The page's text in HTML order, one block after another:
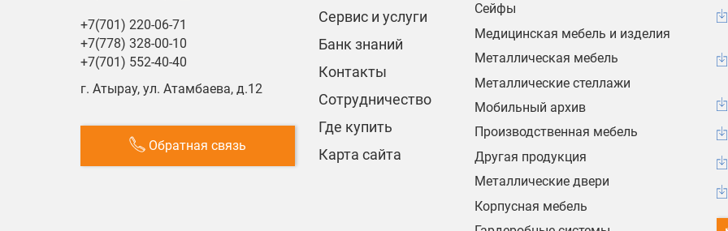
+7(701) 220-06-71
+7(778) 328-00-10
+7(701) 552-40-40
г. Атырау, ул. Атамбаева, д.12
Обратная связь
Сервис и услуги
Банк знаний
Контакты
Сотрудничество
Где купить
Карта сайта
Сейфы
Медицинская мебель и изделия
Металлическая мебель
Металлические стеллажи
Мобильный архив
Производственная мебель
Другая продукция
Металлические двери
Корпусная мебель